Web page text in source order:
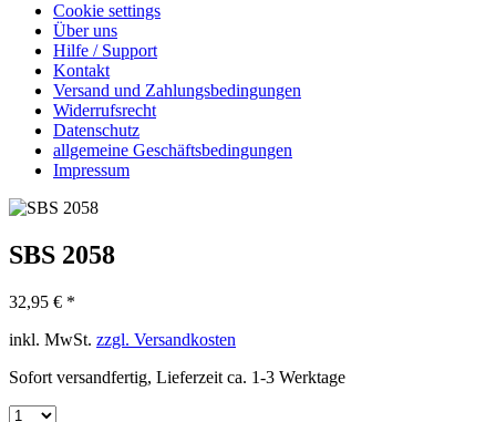
Cookie settings
Über uns
Hilfe / Support
Kontakt
Versand und Zahlungsbedingungen
Widerrufsrecht
Datenschutz
allgemeine Geschäftsbedingungen
Impressum
SBS 2058
32,95 € *
inkl. MwSt. zzgl. Versandkosten
Sofort versandfertig, Lieferzeit ca. 1-3 Werktage